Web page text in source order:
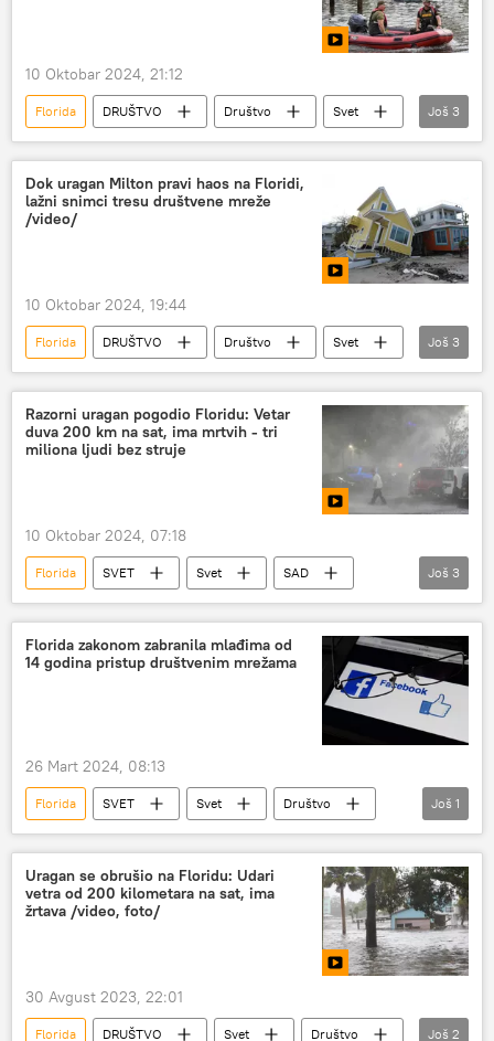
10 Oktobar 2024, 21:12
Florida DRUŠTVO Društvo
Svet
SAD
uragan
Nesreće i prirodne katastrofe
Još 3
Dok uragan Milton pravi haos na Floridi,
lažni snimci tresu društvene mreže
/video/
10 Oktobar 2024, 19:44
Florida DRUŠTVO Društvo
Svet
internet
društvene mreže uragan
Još 3
Razorni uragan pogodio Floridu: Vetar
duva 200 km na sat, ima mrtvih - tri
miliona ljudi bez struje
10 Oktobar 2024, 07:18
Florida SVET Svet
SAD
uragan
Društvo
Nesreće i prirodne katastrofe
Još 3
Florida zakonom zabranila mlađima od
14 godina pristup društvenim mrežama
26 Mart 2024, 08:13
Florida SVET Svet
Društvo
društvene mreže
Još 1
Uragan se obrušio na Floridu: Udari
vetra od 200 kilometara na sat, ima
žrtava /video, foto/
30 Avgust 2023, 22:01
Florida DRUŠTVO Svet Društvo Još 2